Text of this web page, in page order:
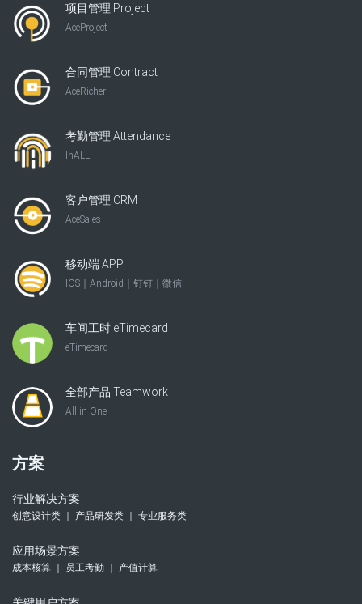
项目管理 Project
AceProject
合同管理 Contract
AceRicher
考勤管理 Attendance
InALL
客户管理 CRM
AceSales
移动端 APP
IOS｜Android｜钉钉｜微信
车间工时 eTimecard
eTimecard
全部产品 Teamwork
All in One
方案
行业解决方案
创意设计类 ｜ 产品研发类 ｜ 专业服务类
应用场景方案
成本核算 ｜ 员工考勤 ｜ 产值计算